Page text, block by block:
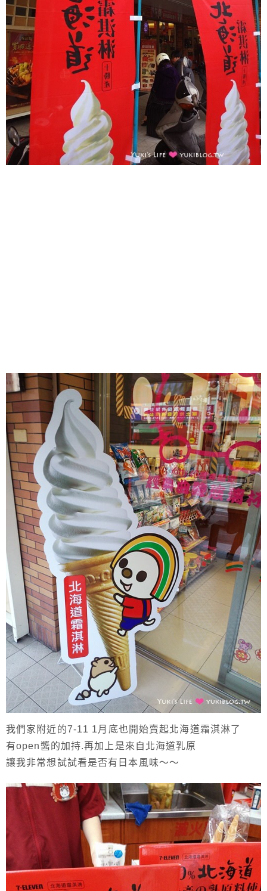
我們家附近的7-11 1月底也開始賣起北海道霜淇淋了
有open醬的加持.再加上是來自北海道乳原
讓我非常想試試看是否有日本風味～～